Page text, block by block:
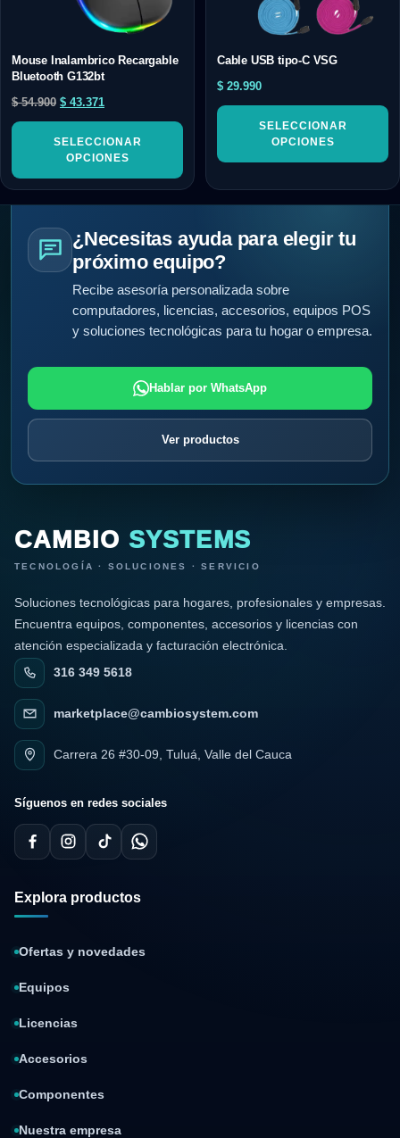
Mouse Inalambrico Recargable
Bluetooth G132bt
$54.900 $ 43.371
SELECCIONAR
OPCIONES
Cable USB tipo-C VSG
$ 29.990
SELECCIONAR
OPCIONES
¿Necesitas ayuda para elegir tu
próximo equipo?
Recibe asesoría personalizada sobre
computadores, licencias, accesorios, equipos POS
y soluciones tecnológicas para tu hogar o empresa.
Hablar por WhatsApp
Ver productos
CAMBIO SYSTEMS
TECNOLOGÍA · SOLUCIONES · SERVICIO
Soluciones tecnológicas para hogares, profesionales y empresas.
Encuentra equipos, componentes, accesorios y licencias con
atención especializada y facturación electrónica.
316 349 5618
marketplace@cambiosystem.com
Carrera 26 #30-09, Tuluá, Valle del Cauca
Síguenos en redes sociales
Explora productos
Ofertas y novedades
Equipos
Licencias
Accesorios
Componentes
Nuestra empresa